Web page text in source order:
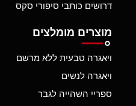
דרושים כותבי סיפורי סקס
מוצרים מומלצים
ויאגרה טבעית ללא מרשם
ויאגרה לנשים
ספריי השהייה לגבר